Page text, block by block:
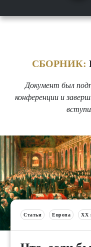
СБОРНИК:
Документ был
конференции и
Статьи Европа XX